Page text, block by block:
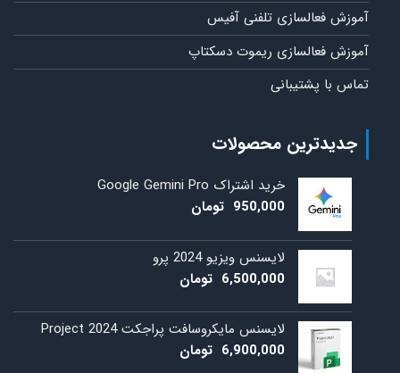
آموزش فعالسازی تلفنی آفیس
آموزش فعالسازی ریموت دسکتاپ
تماس با پشتیبانی
جدیدترین محصولات
خرید اشتراک Google Gemini Pro
950,000 تومان
لایسنس ویزیو 2024 پرو
6,500,000 تومان
لایسنس مایکروسافت پراجکت 2024 Project
6,900,000 تومان